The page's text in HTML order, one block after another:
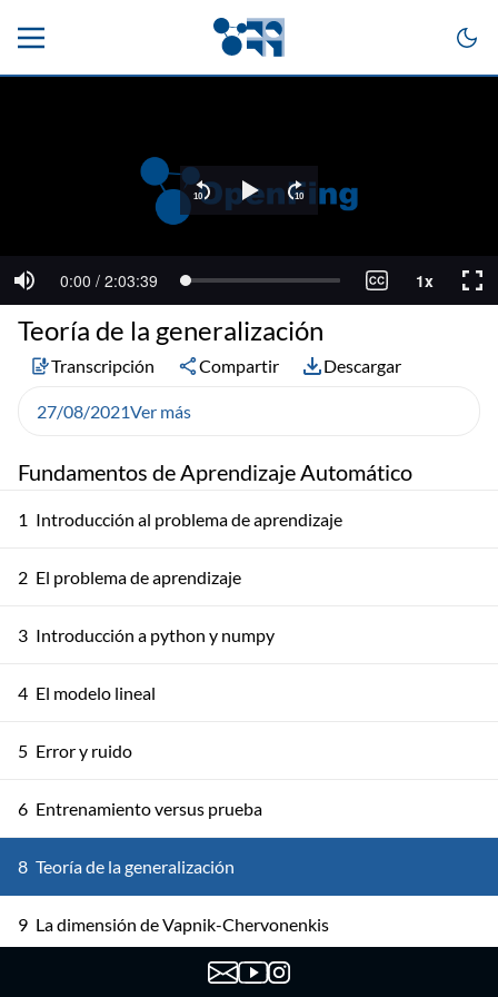
Fundamentos de Aprendizaje Automático
1 Introducción al problema de aprendizaje
2 El problema de aprendizaje
3 Introducción a python y numpy
4 El modelo lineal
5 Error y ruido
6 Entrenamiento versus prueba
8 Teoría de la generalización
9 La dimensión de Vapnik-Chervonenkis
Compromiso sesgo varianza
Teoría de la generalización
Transcripción Compartir Descargar
27/08/2021Ver más